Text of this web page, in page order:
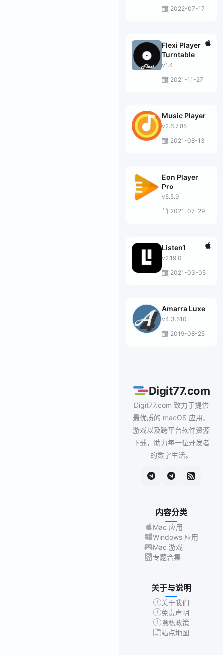
2022-07-17
Flexi Player
Turntable
v1.4
2021-11-27
Music Player
v2.6.7.85
2021-08-13
Eon Player
Pro
v5.5.9
2021-07-29
Listen1
v2.19.0
2021-03-05
Amarra Luxe
v4.3.510
2019-08-25
Digit77.com
Digit77.com 致力于提供
最优质的 macOS 应用、
游戏以及跨平台软件资源
下载，助力每一位开发者
的数字生活。
内容分类
Mac 应用
Windows 应用
Mac 游戏
专题合集
关于与说明
关于我们
免责声明
隐私政策
站点地图